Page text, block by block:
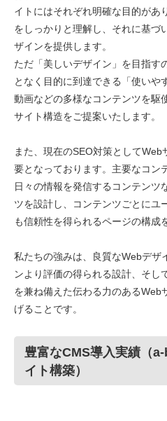
イトにはそれぞれ明確な目的があ
をしっかりと理解し、それに基づ
ザインを提供します。
ただ「美しいデザイン」を目指す
となく目的に到達できる「使いや
動画などの多様なコンテンツを駆
サイト構造をご提案いたします。
また、現在のSEO対策として
要となっております。主要なコン
日々の情報を発信するコンテンツ
ツを設計し、コンテンツごとにユ
も信頼性を得られるページの構成
私たちの強みは、良質なWebデザ
ンより評価の得られる設計、そし
を兼ね備えた伝わる力のあるWeb
げることです。
豊富なCMS導入実績（
イト構築）